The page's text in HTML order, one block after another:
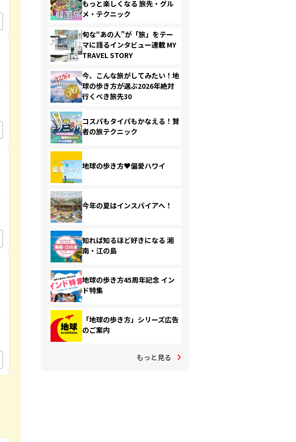
もっと楽しくなる 旅先・グル
メ・テクニック
旬な“あの人”が「旅」をテー
マに語るインタビュー連載 MY
TRAVEL STORY
今、こんな旅がしてみたい！地
球の歩き方が選ぶ2026年絶対
行くべき旅先30
コスパもタイパもかなえる！賢
者の旅テクニック
地球の歩き方♥偏愛ハワイ
今年の夏はインスパイアへ！
知れば知るほど好きになる 湘
南・江の島
地球の歩き方45周年記念 イン
ド特集
「地球の歩き方」シリーズ広告
のご案内
もっと見る